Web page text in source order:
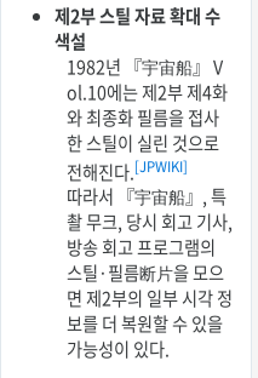
제2부 스틸 자료 확대 수
색설
1982년 『宇宙船』 V
ol.10에는 제2부 제4화
와 최종화 필름을 접사
한 스틸이 실린 것으로
전해진다.[JPWIKI]
따라서 『宇宙船』, 특
촬 무크, 당시 회고 기사,
방송 회고 프로그램의
스틸·필름断片을 모으
면 제2부의 일부 시각 정
보를 더 복원할 수 있을
가능성이 있다.